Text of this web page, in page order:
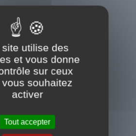
site utilise des
et vous donne
sur ceux
vous souhaitez
activer
Tout accepter